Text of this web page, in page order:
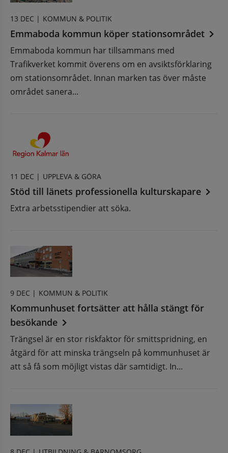
13 DEC | KOMMUN & POLITIK
Emmaboda kommun köper stationsområdet
Emmaboda kommun har tillsammans med
Trafikverket kommit överens om en avsiktsförklaring
om stationsområdet. Innan marken tas över måste
området sanera...
11 DEC | UPPLEVA & GÖRA
Stöd till länets professionella kulturskapare
Extra arbetsstipendier att söka.
9 DEC | KOMMUN & POLITIK
Kommunhuset fortsätter att hålla stängt för
besökande
Trängsel är en stor riskfaktor för smittspridning, en
åtgärd för att minska trängseln på kommunhuset är
att så få som möjligt vistas där samtidigt. In...